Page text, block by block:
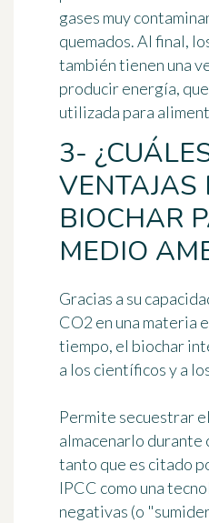
gases muy
quemados. Al final,
también tienen una
producir energía,
utilizada para
3-
VENTAJAS
BIOCHAR
MEDIO
Gracias a su
CO2 en una materia
tiempo, el biochar
a los científicos y a
Permite secuestrar
almacenarlo durante
tanto que es citado
IPCC como una
negativas (o